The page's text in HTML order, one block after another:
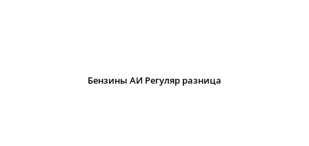
Бензины АИ Регуляр разница